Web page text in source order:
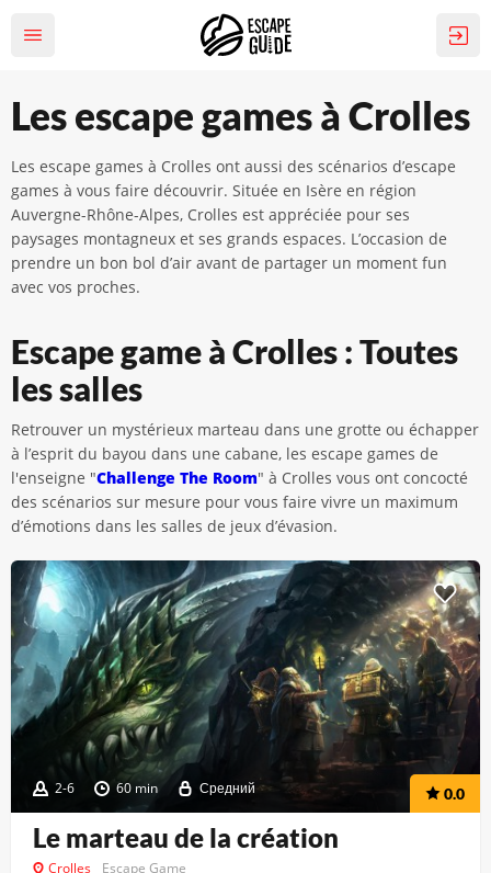
Les escape games à Crolles
Les escape games à Crolles ont aussi des scénarios d’escape
games à vous faire découvrir. Située en Isère en région
Auvergne-Rhône-Alpes, Crolles est appréciée pour ses
paysages montagneux et ses grands espaces. L’occasion de
prendre un bon bol d’air avant de partager un moment fun
avec vos proches.
Escape game à Crolles : Toutes
les salles
Retrouver un mystérieux marteau dans une grotte ou échapper
à l’esprit du bayou dans une cabane, les escape games de
l'enseigne "Challenge The Room" à Crolles vous ont concocté
des scénarios sur mesure pour vous faire vivre un maximum
d’émotions dans les salles de jeux d’évasion.
2-6 60 min Средний 0.0
Le marteau de la création
Crolles Escape Game